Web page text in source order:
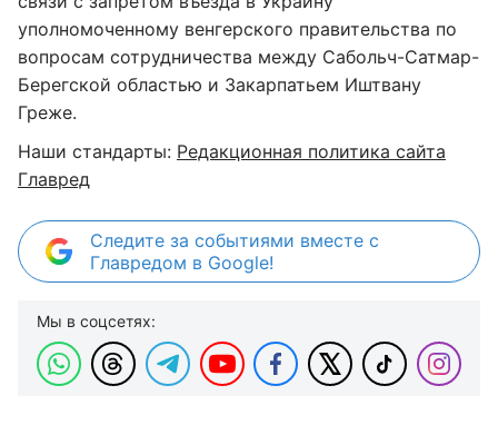
уполномоченному венгерского правительства по
вопросам сотрудничества между Сабольч-Сатмар-
Берегской областью и Закарпатьем Иштвану
Греже.
Наши стандарты: Редакционная политика сайта
Главред
Следите за событиями вместе с
Главредом в Google!
Мы в соцсетях: